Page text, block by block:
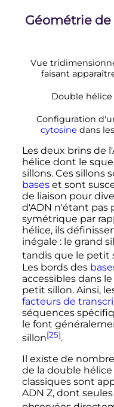
Géométrie
Vue
faisant
Double
Configuration
cytosine dans
Les deux brins de
hélice dont le
sillons. Ces sillons
baseset sont
de liaison pour
d'ADN n'étant pas
symétrique par
hélice, ils
inégale : le grand
tandis que le petit
Les bords des
accessibles dans
petit sillon. Ainsi,
facteurs de
séquences
le font
sillon[25].
Il existe de
de la double hélice
classiques sont
ADN Z, dont